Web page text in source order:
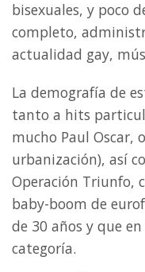
bisexuales, y poco
completo,
actualidad gay,
La demografía de
tanto a hits
mucho Paul Oscar,
urbanización), así
Operación Triunfo,
baby-boom de
de 30 años y que
categoría.